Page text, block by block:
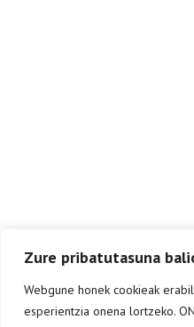
Zure pribatutasuna
Webgune honek cookieak
esperientzia onena lortzeko.